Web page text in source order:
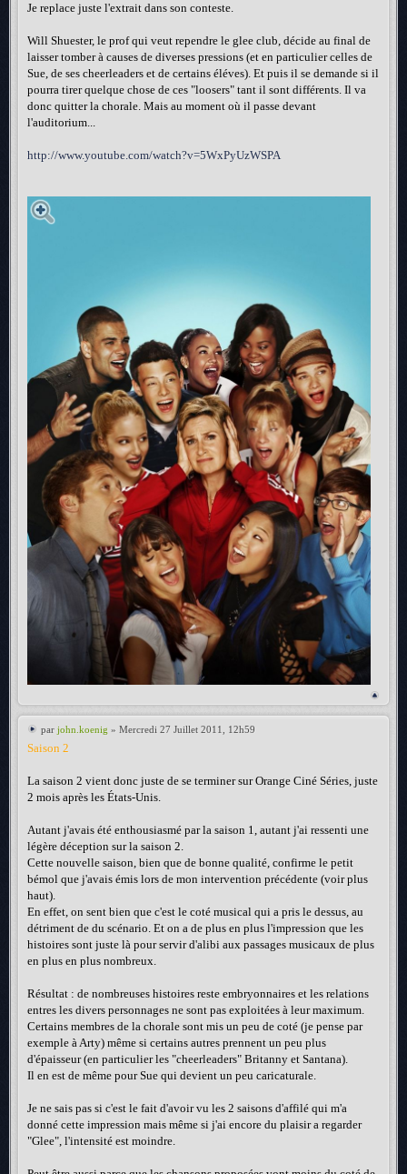
Je replace juste l'extrait dans son conteste.
Will Shuester, le prof qui veut rependre le glee club, décide au final de
laisser tomber à causes de diverses pressions (et en particulier celles de
Sue, de ses cheerleaders et de certains éléves). Et puis il se demande si il
pourra tirer quelque chose de ces "loosers" tant il sont différents. Il va
donc quitter la chorale. Mais au moment où il passe devant
l'auditorium...
http://www.youtube.com/watch?v=5WxPyUzWSPA
par john.koenig » Mercredi 27 Juillet 2011, 12h59
Saison 2
La saison 2 vient donc juste de se terminer sur Orange Ciné Séries, juste
2 mois après les États-Unis.
Autant j'avais été enthousiasmé par la saison 1, autant j'ai ressenti une
légère déception sur la saison 2.
Cette nouvelle saison, bien que de bonne qualité, confirme le petit
bémol que j'avais émis lors de mon intervention précédente (voir plus
haut).
En effet, on sent bien que c'est le coté musical qui a pris le dessus, au
détriment de du scénario. Et on a de plus en plus l'impression que les
histoires sont juste là pour servir d'alibi aux passages musicaux de plus
en plus en plus nombreux.
Résultat : de nombreuses histoires reste embryonnaires et les relations
entres les divers personnages ne sont pas exploitées à leur maximum.
Certains membres de la chorale sont mis un peu de coté (je pense par
exemple à Arty) même si certains autres prennent un peu plus
d'épaisseur (en particulier les "cheerleaders" Britanny et Santana).
Il en est de même pour Sue qui devient un peu caricaturale.
Je ne sais pas si c'est le fait d'avoir vu les 2 saisons d'affilé qui m'a
donné cette impression mais même si j'ai encore du plaisir a regarder
"Glee", l'intensité est moindre.